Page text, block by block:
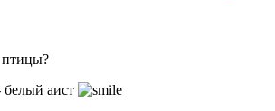
птицы?
белый аист